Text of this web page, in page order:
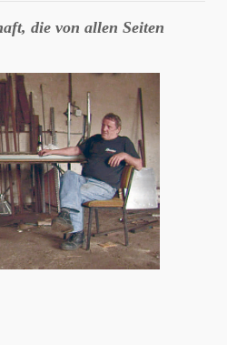
die von allen Seiten